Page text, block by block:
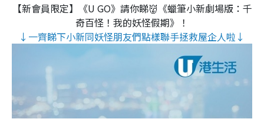
【新會員限定】《U GO》請你睇👹《蠟筆小新劇場版：千
奇百怪！我的妖怪假期》！
↓一齊睇下小新同妖怪朋友們點樣聯手拯救屋企人啦↓